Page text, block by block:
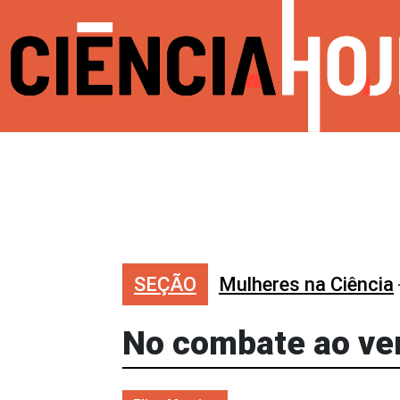
SEÇÃO Mulheres na Ciência
No combate ao